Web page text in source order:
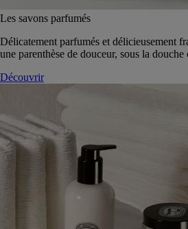
Les savons parfumés
Délicatement parfumés et délicieusement
une parenthèse de douceur, sous la
Découvrir